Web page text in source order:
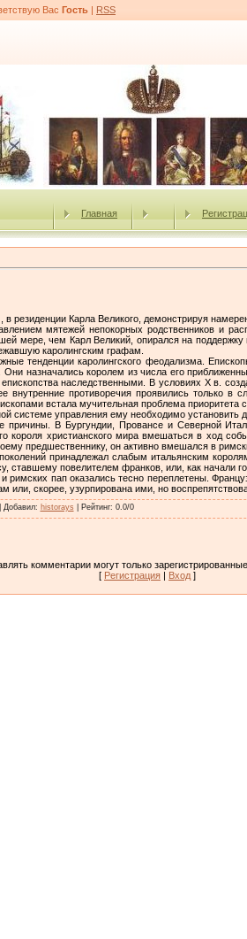
Вас Гость | RSS
Главная
резиденции Карла Великого, демонстрируя
мятежей непокорных родственников и
мере, чем Карл Великий, опирался на
каролингским графам.
тенденции каролингского феодализма.
назначались королем из числа его
наследственными. В условиях X в.
внутренние противоречия проявились только в
встала мучительная проблема приоритета
системе управления ему необходимо установить
В Бургундии, Провансе и Северной
короля христианского мира вмешаться в ход
предшественнику, он активно вмешался в
принадлежал слабым итальянским
ставшему повелителем франков, или, как начали
римских пап оказались тесно переплетены.
скорее, узурпирована ими, но
Добавил: historays Рейтинг: 0.0/0
комментарии могут только
[ Регистрация | Вход ]